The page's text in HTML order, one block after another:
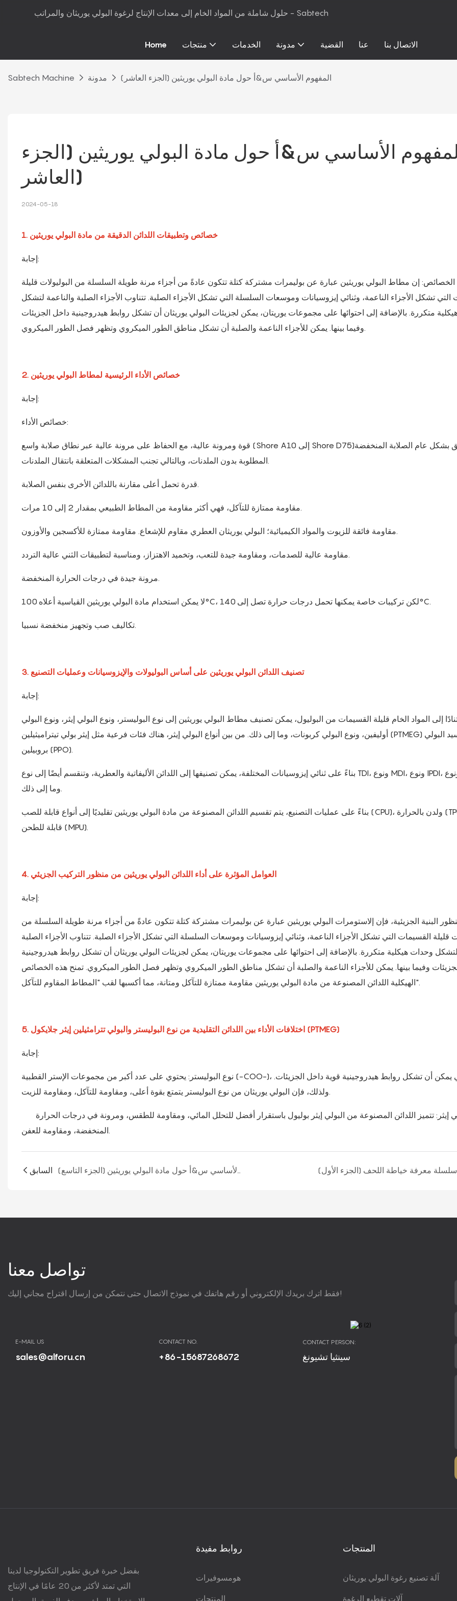
حلول شاملة من المواد الخام إلى معدات الإنتاج لرغوة البولي يوريثان والمراتب - Sabtech
Home منتجات الخدمات مدونة القضية عنا الاتصال بنا
Sabtech Machine مدونة المفهوم الأساسي س&أ حول مادة البولي يوريثين (الجزء العاشر)
الأساسي س&أ حول مادة البولي يوريثين (الجزء
العاشر)
2024-05-18
1. خصائص وتطبيقات اللدائن الدقيقة من مادة البولي يوريثين
إجابة:
الخصائص: إن مطاط البولي يوريثين عبارة عن بوليمرات مشتركة كتلة تتكون عادةً من أجزاء مرنة طويلة السلسلة من البوليولات قليلة
التي تشكل الأجزاء الناعمة، وثنائي إيزوسيانات وموسعات السلسلة التي تشكل الأجزاء الصلبة. تتناوب الأجزاء الصلبة والناعمة لتشكل
متكررة. بالإضافة إلى احتوائها على مجموعات يوريتان، يمكن لجزيئات البولي يوريثان أن تشكل روابط هيدروجينية داخل الجزيئات
وفيما بينها. يمكن للأجزاء الناعمة والصلبة أن تشكل مناطق الطور الميكروي وتظهر فصل الطور الميكروي.
2. خصائص الأداء الرئيسية لمطاط البولي يوريثين
إجابة:
خصائص الأداء:
قوة ومرونة عالية، مع الحفاظ على مرونة عالية عبر نطاق صلابة واسع (Shore A10 إلى Shore D75)؛ يحقق بشكل عام الصلابة المنخفضة
المطلوبة بدون الملدنات، وبالتالي تجنب المشكلات المتعلقة بانتقال الملدنات.
قدرة تحمل أعلى مقارنة باللدائن الأخرى بنفس الصلابة.
مقاومة ممتازة للتآكل، فهي أكثر مقاومة من المطاط الطبيعي بمقدار 2 إلى 10 مرات.
مقاومة فائقة للزيوت والمواد الكيميائية؛ البولي يوريثان العطري مقاوم للإشعاع. مقاومة ممتازة للأكسجين والأوزون.
مقاومة عالية للصدمات، ومقاومة جيدة للتعب، وتخميد الاهتزاز، ومناسبة لتطبيقات الثني عالية التردد.
مرونة جيدة في درجات الحرارة المنخفضة.
لا يمكن استخدام مادة البولي يوريثين القياسية أعلاه 100°C، لكن تركيبات خاصة يمكنها تحمل درجات حرارة تصل إلى 140°C.
تكاليف صب وتجهيز منخفضة نسبيا.
3. تصنيف اللدائن البولي يوريثين على أساس البوليولات والإيزوسيانات وعمليات التصنيع
إجابة:
إلى المواد الخام قليلة القسيمات من البوليول، يمكن تصنيف مطاط البولي يوريثين إلى نوع البوليستر، ونوع البولي إيثر، ونوع البولي
أوليفين، ونوع البولي كربونات، وما إلى ذلك. من بين أنواع البولي إيثر، هناك فئات فرعية مثل إيثر بولي تيتراميثيلين (PTMEG) وأكسيد البولي
بروبيلين (PPO).
بناءً على ثنائي إيزوسيانات المختلفة، يمكن تصنيفها إلى اللدائن الأليفاتية والعطرية، وتنقسم أيضًا إلى نوع TDI، ونوع MDI، ونوع IPDI، ونوع NDI،
وما إلى ذلك.
بناءً على عمليات التصنيع، يتم تقسيم اللدائن المصنوعة من مادة البولي يوريثين تقليديًا إلى أنواع قابلة للصب (CPU)، ولدن بالحرارة (TPU)، وأنواع
قابلة للطحن (MPU).
4. العوامل المؤثرة على أداء اللدائن البولي يوريثين من منظور التركيب الجزيئي
إجابة:
البنية الجزيئية، فإن إلاستومرات البولي يوريثين عبارة عن بوليمرات مشتركة كتلة تتكون عادةً من أجزاء مرنة طويلة السلسلة من
قليلة القسيمات التي تشكل الأجزاء الناعمة، وثنائي إيزوسيانات وموسعات السلسلة التي تشكل الأجزاء الصلبة. تتناوب الأجزاء الصلبة
وحدات هيكلية متكررة. بالإضافة إلى احتوائها على مجموعات يوريتان، يمكن لجزيئات البولي يوريثان أن تشكل روابط هيدروجينية
وفيما بينها. يمكن للأجزاء الناعمة والصلبة أن تشكل مناطق الطور الميكروي وتظهر فصل الطور الميكروي. تمنح هذه الخصائص
الهيكلية اللدائن المصنوعة من مادة البولي يوريثين مقاومة ممتازة للتآكل ومتانة، مما أكسبها لقب "المطاط المقاوم للتآكل".
5. اختلافات الأداء بين اللدائن التقليدية من نوع البوليستر والبولي تترامثيلين إيثر جلايكول (PTMEG)
إجابة:
نوع البوليستر: يحتوي على عدد أكبر من مجموعات الإستر القطبية (-COO-)، والتي يمكن أن تشكل روابط هيدروجينية قوية داخل الجزيئات.
ولذلك، فإن البولي يوريثان من نوع البوليستر يتمتع بقوة أعلى، ومقاومة للتآكل، ومقاومة للزيت.
إيثر: تتميز اللدائن المصنوعة من البولي إيثر بوليول باستقرار أفضل للتحلل المائي، ومقاومة للطقس، ومرونة في درجات الحرارة
المنخفضة، ومقاومة للعفن.
السابق المفهوم الأساسي س&أ حول مادة البولي يوريثين (الجزء التاسع) سلسلة معرفة خياطة اللحف (الجزء الأول)
تواصل معنا
فقط اترك بريدك الإلكتروني أو رقم هاتفك في نموذج الاتصال حتى نتمكن من إرسال اقتراح مجاني إليك!
E-MAIL US
sales@alforu.cn
CONTACT NO.
+86-15687268672
CONTACT PERSON:
سينثيا تشيونغ
بفضل خبرة فريق تطوير التكنولوجيا لدينا
التي تمتد لأكثر من 20 عامًا في الإنتاج
روابط مفيدة
هومسوفيرات
المنتجات
المنتجات
آلة تصنيع رغوة البولي يوريثان
آلات تقطيع الرغوة